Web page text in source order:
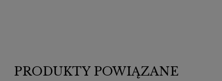
PRODUKTY POWIĄZANE